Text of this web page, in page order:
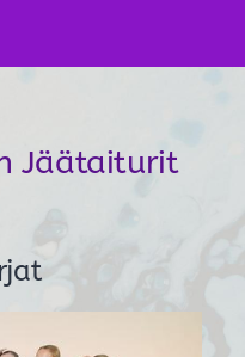
Jäätaiturit